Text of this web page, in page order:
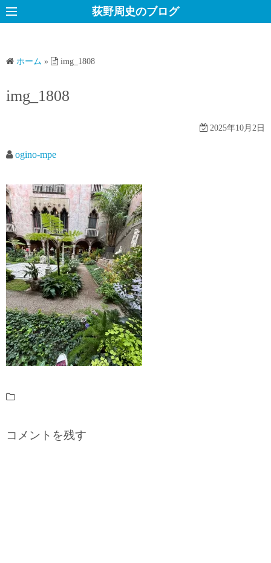
コ
ン
ス
プ
荻野周史のブログ
ホーム » img_1808
img_1808
2025年10月2日
ogino-mpe
コメントを残す